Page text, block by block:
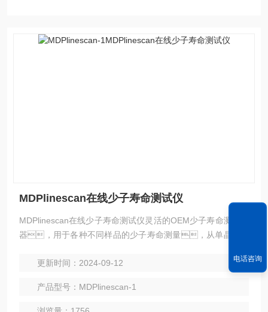
MDPlinescan在线少子寿命测试仪
MDPlinescan在线少子寿命测试仪灵活的OEM少子寿命测试仪
器，用于各种不同样品的少子寿命测量，从单晶硅砖
的过程控制。标准的软件接口，便于连接到许多处
更新时间：2024-09-12
产品型号：MDPlinescan-1
电话咨询